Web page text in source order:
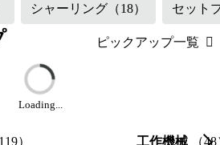
シャーリング （18） セット
ピックアップ一覧
Loading...
） 工作機械 （